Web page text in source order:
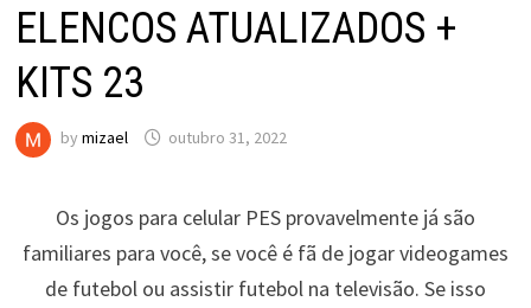
ELENCOS ATUALIZADOS +
KITS 23
by mizael outubro 31, 2022
Os jogos para celular PES provavelmente já são
familiares para você, se você é fã de jogar videogames
de futebol ou assistir futebol na televisão. Se isso